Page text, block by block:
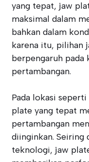
yang tepat, jaw
maksimal dalam
bahkan dalam
karena itu, pilihan
berpengaruh pada
pertambangan.
Pada lokasi
plate yang tepat
pertambangan
diinginkan. Seiring
teknologi, jaw